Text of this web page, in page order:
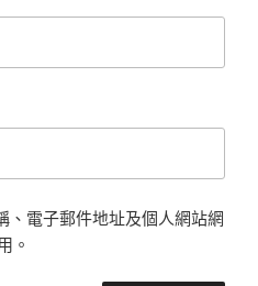
、電子郵件地址及個人網站網
。